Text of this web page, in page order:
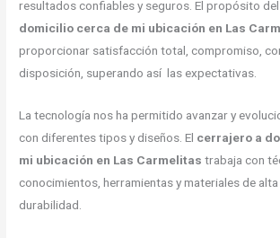
resultados confiables y seguros. El propósito del
domicilio cerca de mi ubicación en Las
proporcionar satisfacción total, compromiso,
disposición, superando así las expectativas.
La tecnología nos ha permitido avanzar y
con diferentes tipos y diseños. El cerrajero a
mi ubicación en Las Carmelitas trabaja con
conocimientos, herramientas y materiales de
durabilidad.